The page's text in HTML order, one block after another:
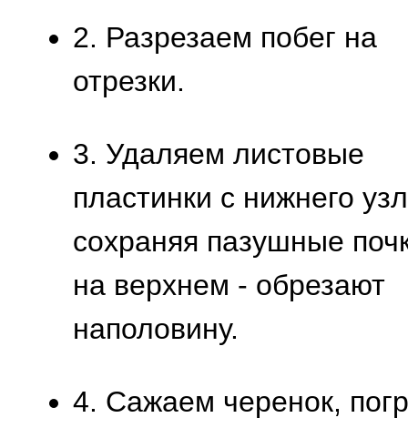
2. Разрезаем побег на
отрезки.
3. Удаляем листовые
пластинки с нижнего
сохраняя пазушные
на верхнем - обрезают
наполовину.
4. Сажаем черенок,